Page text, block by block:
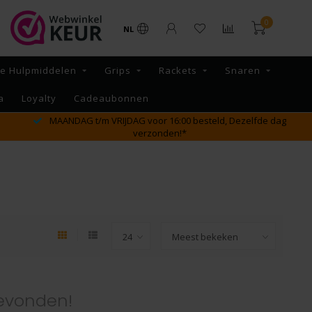
NL
0
Hulpmiddelen Grips Rackets Snaren
Loyalty
Cadeaubonnen
MAANDAG t/m VRIJDAG voor 16:00 besteld, Dezelfde dag
verzonden!*